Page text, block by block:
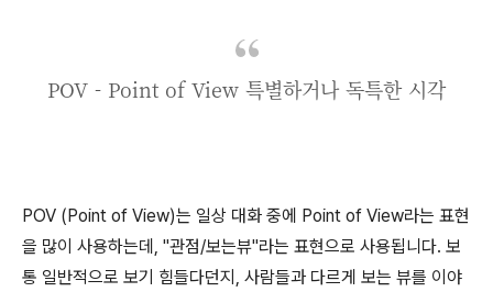
POV - Point of View 특별하거나 독특한 시각
POV (Point of View)는 일상 대화 중에 Point of View라는 표현
을 많이 사용하는데, "관점/보는뷰"라는 표현으로 사용됩니다. 보
통 일반적으로 보기 힘들다던지, 사람들과 다르게 보는 뷰를 이야